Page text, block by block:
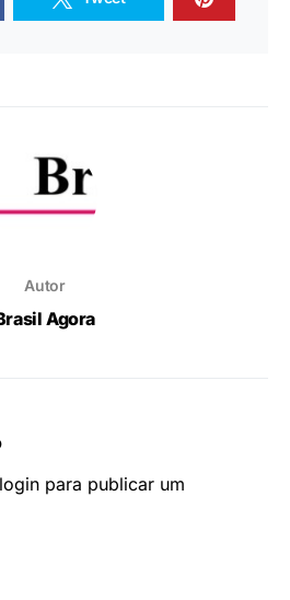
Autor
Agora
login para publicar um